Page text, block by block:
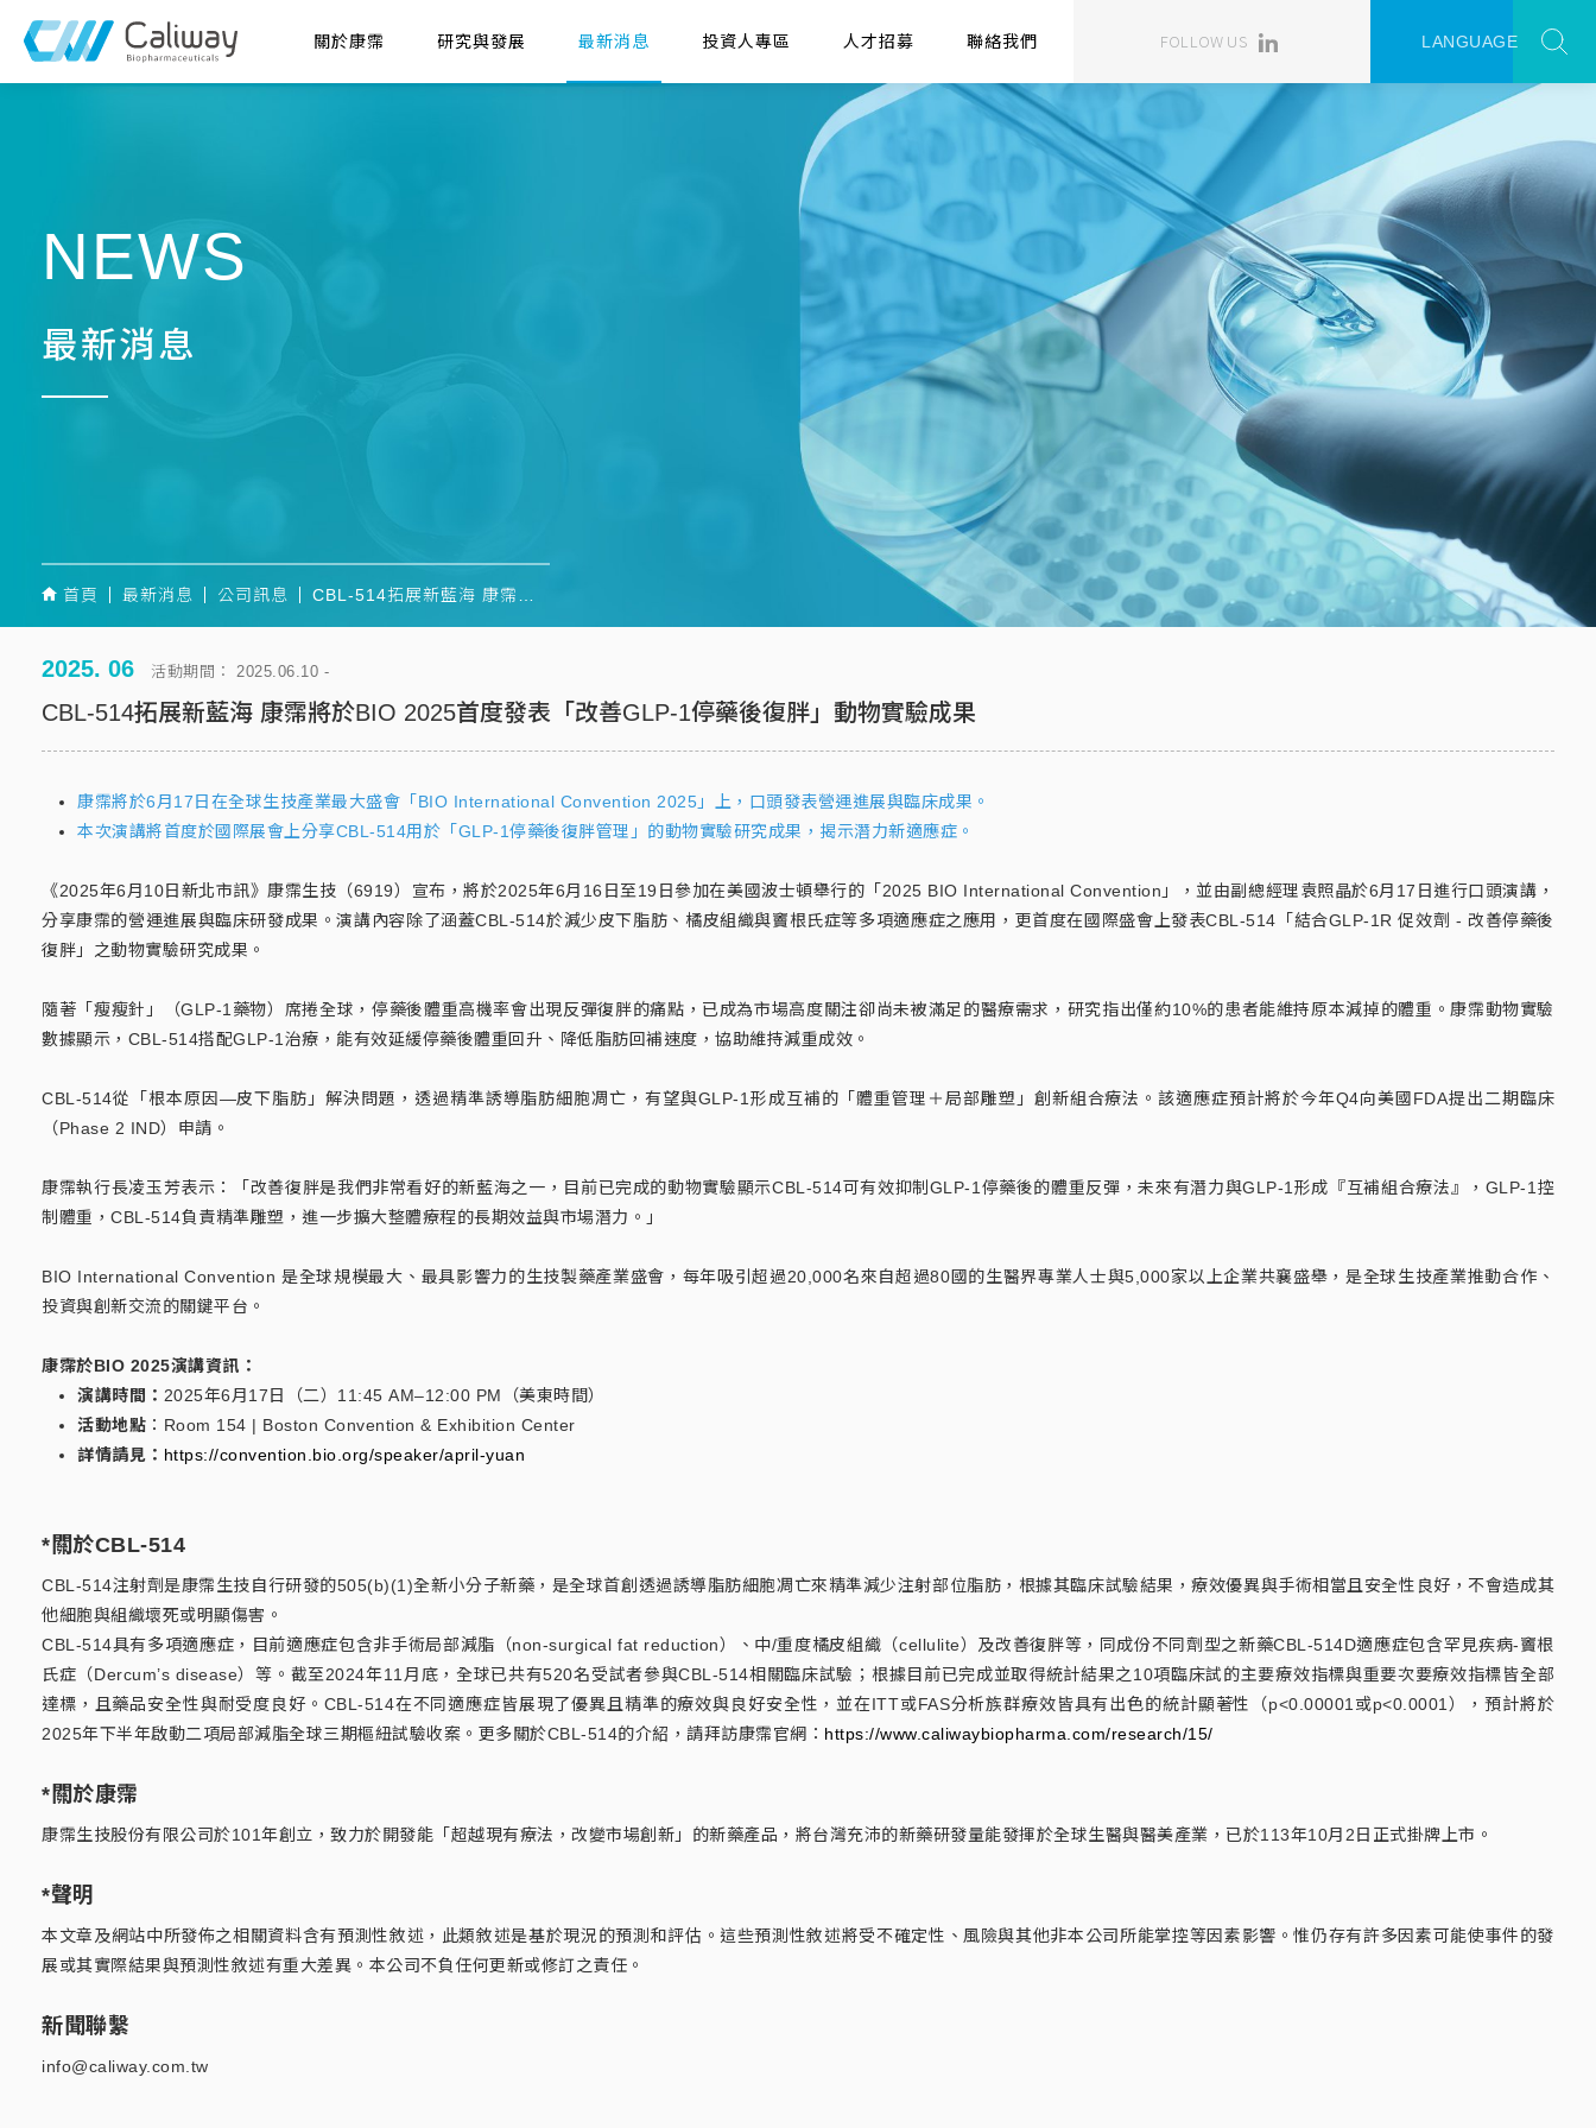
關於康霈 研究與發展 最新消息 投資人專區 人才招募 聯絡我們 FOLLOW US LANGUAGE
NEWS
最新消息
首頁 最新消息 公司訊息
2025. 06 活動期間： 2025.06.10 -
CBL-514拓展新藍海 康霈將於BIO 2025首度發表「改善GLP-1停藥後復胖」動物實驗成果
康霈將於6月17日在全球生技產業最大盛會「BIO International Convention 2025」上，口頭發表營運進展與臨床成果。
本次演講將首度於國際展會上分享CBL-514用於「GLP-1停藥後復胖管理」的動物實驗研究成果，揭示潛力新適應症。
《2025年6月10日新北市訊》康霈生技（6919）宣布，將於2025年6月16日至19日參加在美國波士頓舉行的「2025 BIO International Convention」，並由副總經理袁照晶於6月17日進行口頭演講，
分享康霈的營運進展與臨床研發成果。演講內容除了涵蓋CBL-514於減少皮下脂肪、橘皮組織與竇根氏症等多項適應症之應用，更首度在國際盛會上發表CBL-514「結合GLP-1R 促效劑 - 改善停藥後
復胖」之動物實驗研究成果。
隨著「瘦瘦針」（GLP-1藥物）席捲全球，停藥後體重高機率會出現反彈復胖的痛點，已成為市場高度關注卻尚未被滿足的醫療需求，研究指出僅約10%的患者能維持原本減掉的體重。康霈動物實驗
數據顯示，CBL-514搭配GLP-1治療，能有效延緩停藥後體重回升、降低脂肪回補速度，協助維持減重成效。
CBL-514從「根本原因—皮下脂肪」解決問題，透過精準誘導脂肪細胞凋亡，有望與GLP-1形成互補的「體重管理＋局部雕塑」創新組合療法。該適應症預計將於今年Q4向美國FDA提出二期臨床
（Phase 2 IND）申請。
康霈執行長凌玉芳表示：「改善復胖是我們非常看好的新藍海之一，目前已完成的動物實驗顯示CBL-514可有效抑制GLP-1停藥後的體重反彈，未來有潛力與GLP-1形成『互補組合療法』，GLP-1控
制體重，CBL-514負責精準雕塑，進一步擴大整體療程的長期效益與市場潛力。」
BIO International Convention 是全球規模最大、最具影響力的生技製藥產業盛會，每年吸引超過20,000名來自超過80國的生醫界專業人士與5,000家以上企業共襄盛舉，是全球生技產業推動合作、
投資與創新交流的關鍵平台。
康霈於BIO 2025演講資訊：
演講時間： 2025年6月17日（二）11:45 AM–12:00 PM（美東時間）
活動地點 ：Room 154 | Boston Convention & Exhibition Center
詳情請見： https://convention.bio.org/speaker/april-yuan
*關於CBL-514
CBL-514注射劑是康霈生技自行研發的505(b)(1)全新小分子新藥，是全球首創透過誘導脂肪細胞凋亡來精準減少注射部位脂肪，根據其臨床試驗結果，療效優異與手術相當且安全性良好，不會造成其
他細胞與組織壞死或明顯傷害。
CBL-514具有多項適應症，目前適應症包含非手術局部減脂（non-surgical fat reduction）、中/重度橘皮組織（cellulite）及改善復胖等，同成份不同劑型之新藥CBL-514D適應症包含罕見疾病-竇根
氏症（Dercum’s disease）等。截至2024年11月底，全球已共有520名受試者參與CBL-514相關臨床試驗；根據目前已完成並取得統計結果之10項臨床試的主要療效指標與重要次要療效指標皆全部
達標，且藥品安全性與耐受度良好。CBL-514在不同適應症皆展現了優異且精準的療效與良好安全性，並在ITT或FAS分析族群療效皆具有出色的統計顯著性（p<0.00001或p<0.0001），預計將於
2025年下半年啟動二項局部減脂全球三期樞紐試驗收案。更多關於CBL-514的介紹，請拜訪康霈官網： https://www.caliwaybiopharma.com/research/15/
*關於康霈
康霈生技股份有限公司於101年創立，致力於開發能「超越現有療法，改變市場創新」的新藥產品，將台灣充沛的新藥研發量能發揮於全球生醫與醫美產業，已於113年10月2日正式掛牌上市。
*聲明
本文章及網站中所發佈之相關資料含有預測性敘述，此類敘述是基於現況的預測和評估。這些預測性敘述將受不確定性、風險與其他非本公司所能掌控等因素影響。惟仍存有許多因素可能使事件的發
展或其實際結果與預測性敘述有重大差異。本公司不負任何更新或修訂之責任。
新聞聯繫
info@caliway.com.tw